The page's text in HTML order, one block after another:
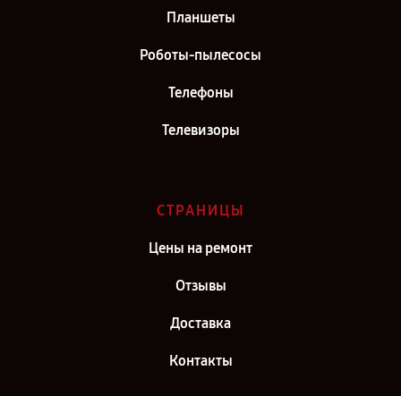
Планшеты
Роботы-пылесосы
Телефоны
Телевизоры
СТРАНИЦЫ
Цены на ремонт
Отзывы
Доставка
Контакты